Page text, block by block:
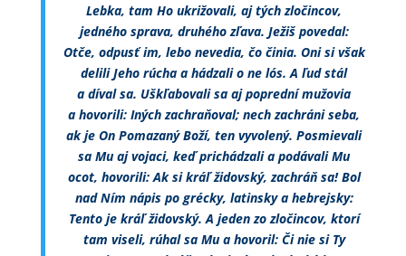
Lebka, tam Ho ukrižovali, aj tých zločincov,
jedného sprava, druhého zľava. Ježiš povedal:
Otče, odpusť im, lebo nevedia, čo činia. Oni si však
delili Jeho rúcha a hádzali o ne lós. A ľud stál
a díval sa. Uškľabovali sa aj poprední mužovia
a hovorili: Iných zachraňoval; nech zachráni seba,
ak je On Pomazaný Boží, ten vyvolený. Posmievali
sa Mu aj vojaci, keď prichádzali a podávali Mu
ocot, hovorili: Ak si kráľ židovský, zachráň sa! Bol
nad Ním nápis po grécky, latinsky a hebrejsky:
Tento je kráľ židovský. A jeden zo zločincov, ktorí
tam viseli, rúhal sa Mu a hovoril: Či nie si Ty